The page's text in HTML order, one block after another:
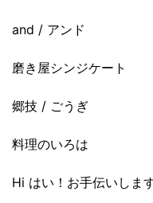
and / アンド
磨き屋シンジケート
郷技 / ごうぎ
料理のいろは
Hi はい！お手伝いしま